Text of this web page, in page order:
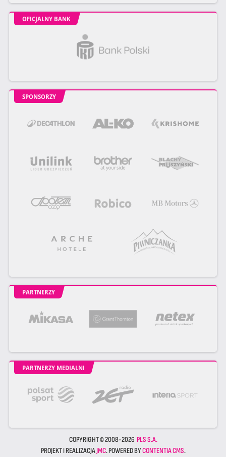
OFICJALNY BANK
SPONSORZY
PARTNERZY
PARTNERZY MEDIALNI
COPYRIGHT © 2008-2026 PLS S.A.
PROJEKT I REALIZACJAJMC. POWERED BYCONTENTIA CMS.